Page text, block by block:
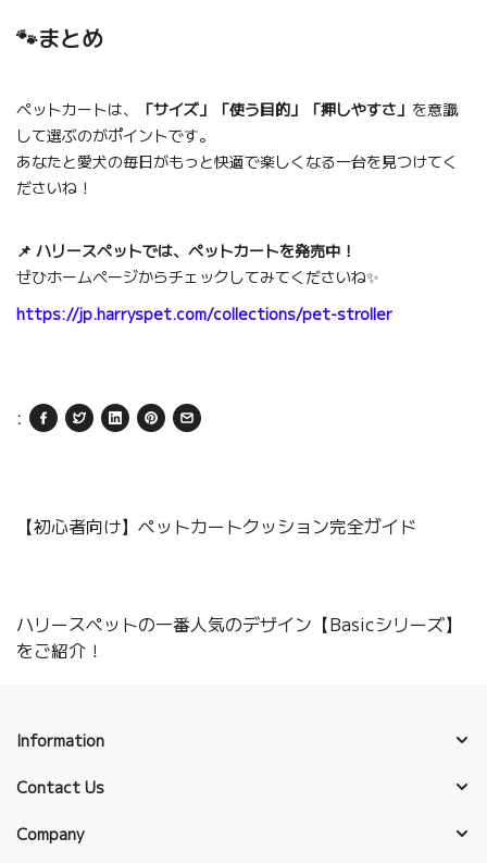
🐾まとめ
ペットカートは、 「サイズ」「使う目的」「押しやすさ」 を意識
して選ぶのがポイントです。
あなたと愛犬の毎日がもっと快適で楽しくなる一台を見つけてく
ださいね！
📌 ハリースペットでは、ペットカートを発売中！
ぜひホームページからチェックしてみてくださいね✨
https://jp.harryspet.com/collections/pet-stroller
:
【初心者向け】ペットカートクッション完全ガイド
ハリースペットの一番人気のデザイン【Basicシリーズ】
をご紹介！
Information
Contact Us
Company